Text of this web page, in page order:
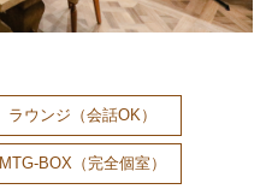
ラウンジ（会話OK）
MTG-BOX（完全個室）